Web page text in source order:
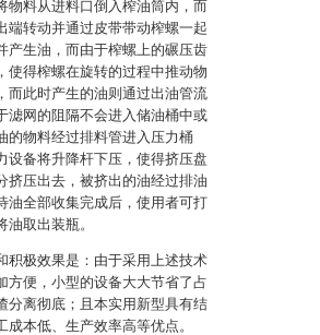
物料从进料口倒入榨油筒内，而
端转动并通过皮带带动榨螺一起
产生油，而由于榨螺上的碾压齿
使得榨螺在旋转的过程中推动物
而此时产生的油则通过出油管流
滤网的阻隔不会进入储油桶中或
的物料经过排料管进入压力桶
设备将升降杆下压，使得挤压盘
挤压出去，被挤出的油经过排油
油全部收集完成后，使用者可打
取出装瓶。
积极效果是：由于采用上述技术
方便，小型的设备大大节省了占
分离彻底；且本实用新型具有结
本低、生产效率高等优点。